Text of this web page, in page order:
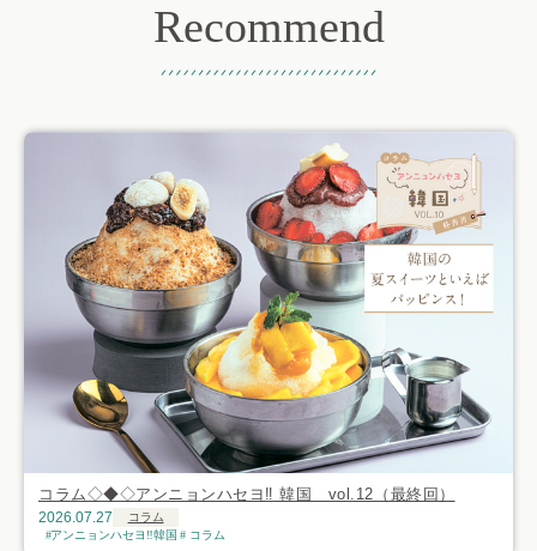
Recommend
コラム◇◆◇アンニョンハセヨ‼ 韓国 vol.12（最終回）
2026.07.27
コラム
アンニョンハセヨ‼韓国
コラム